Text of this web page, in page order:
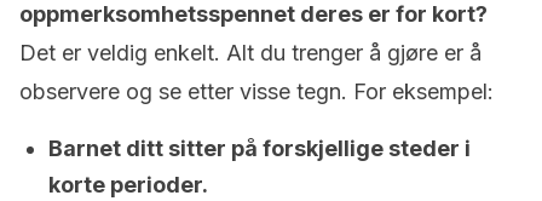
oppmerksomhetsspennet deres er for kort?
Det er veldig enkelt. Alt du trenger å gjøre er å
observere og se etter visse tegn. For eksempel:
Barnet ditt sitter på forskjellige steder i
korte perioder.